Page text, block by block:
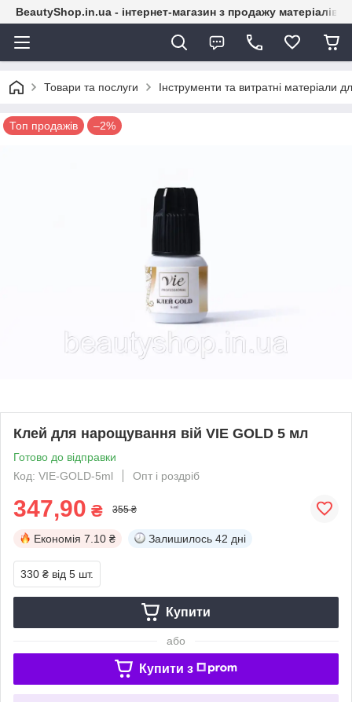
BeautyShop.in.ua - інтернет-магазин з продажу матеріалів
Товари та послуги Інструменти та витратні матеріали
Топ продажів –2%
Клей для нарощування вій VIE GOLD 5 мл
Готово до відправки
Код: VIE-GOLD-5ml
Опт і роздріб
347,90 ₴ 355 ₴
Економія 7.10 ₴ Залишилось 42 дні
330 ₴ від 5 шт.
Купити
або
Купити з